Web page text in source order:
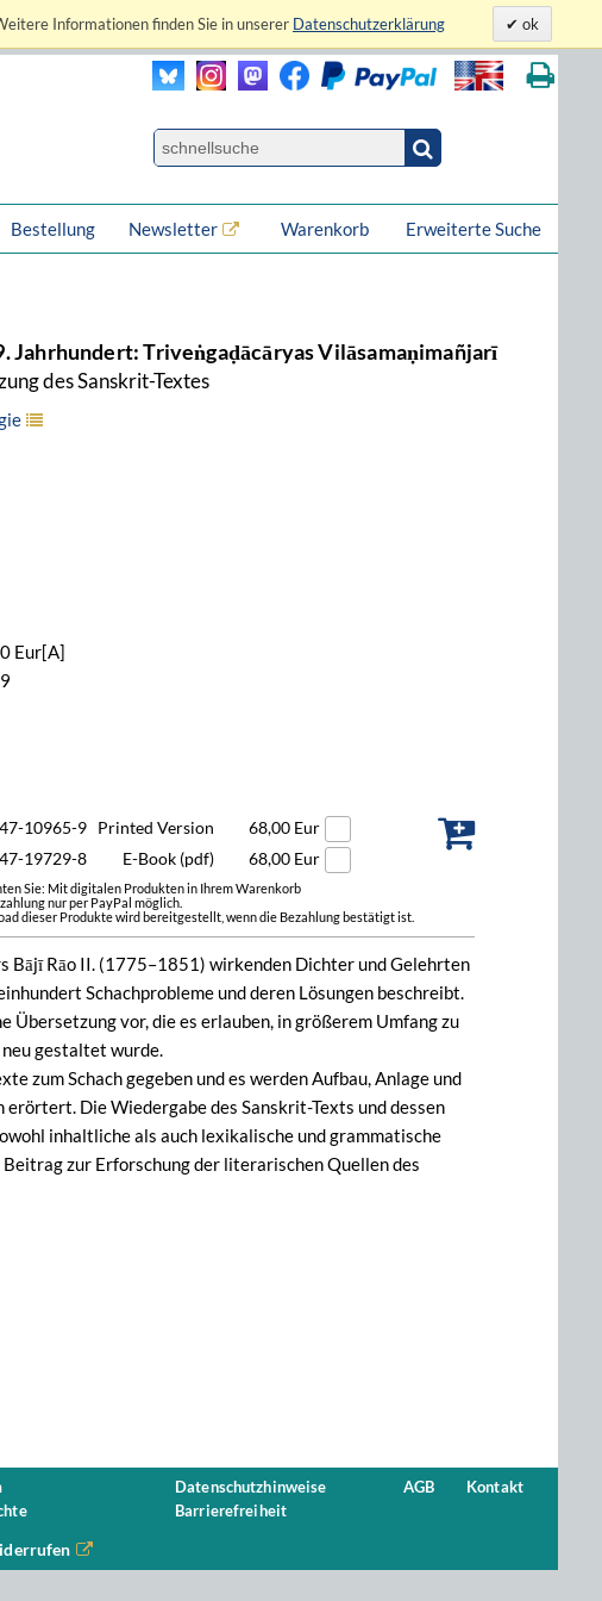
Informationen finden Sie in unserer Datenschutzerklärung ok
Bestellung Newsletter Erweiterte Suche
Warenkorb
Jahrhundert: Triveṅgaḍācāryas Vilāsamaṇimañjarī
des Sanskrit-Textes
Eur[A]
10965-9 Printed Version
68,00 Eur
19729-8
E-Book (pdf) 68,00 Eur
Sie: Mit digitalen Produkten in Ihrem Warenkorb
nur per PayPal möglich.
dieser Produkte wird bereitgestellt, wenn die Bezahlung bestätigt ist.
Bājī Rāo II. (1775–1851) wirkenden Dichter und Gelehrten
Schachprobleme und deren Lösungen beschreibt.
Übersetzung vor, die es erlauben, in größerem Umfang zu
gestaltet wurde.
zum Schach gegeben und es werden Aufbau, Anlage und
Die Wiedergabe des Sanskrit-Texts und dessen
inhaltliche als auch lexikalische und grammatische
zur Erforschung der literarischen Quellen des
Datenschutzhinweise
Barrierefreiheit
AGB Kontakt